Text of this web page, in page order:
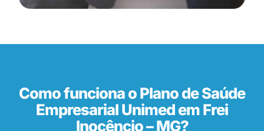
Como funciona o Plano de Saúde
Empresarial Unimed em Frei
Inocêncio – MG?